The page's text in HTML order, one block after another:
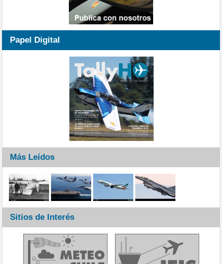
Papel Digital
Más Leídos
Sitios de Interés